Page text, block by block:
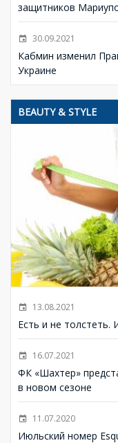
защитников
30.09.2021
Кабмин изменил
Украине
BEAUTY & STYLE
13.08.2021
Есть и не толстеть.
16.07.2021
ФК «Шахтер»
в новом сезоне
11.07.2020
Июльский номер